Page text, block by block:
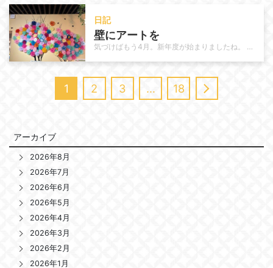
日記
壁にアートを
気づけばもう4月。新年度が始まりましたね。 年が明けてもう3か月。1/4が過ぎました。月日の流れが速いと感じるのは 私だけで…
1 2 3 … 18
アーカイブ
2026年8月
2026年7月
2026年6月
2026年5月
2026年4月
2026年3月
2026年2月
2026年1月